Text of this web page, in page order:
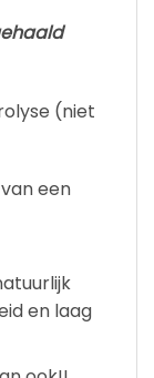
(niet
een
en laag